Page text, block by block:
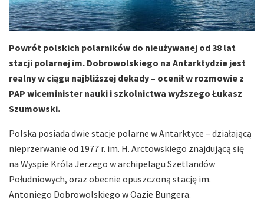
Powrót polskich polarników do nieużywanej od 38 lat
stacji polarnej im. Dobrowolskiego na Antarktydzie jest
realny w ciągu najbliższej dekady – ocenił w rozmowie z
PAP wiceminister nauki i szkolnictwa wyższego Łukasz
Szumowski.
Polska posiada dwie stacje polarne w Antarktyce – działającą
nieprzerwanie od 1977 r. im. H. Arctowskiego znajdującą się
na Wyspie Króla Jerzego w archipelagu Szetlandów
Południowych, oraz obecnie opuszczoną stację im.
Antoniego Dobrowolskiego w Oazie Bungera.